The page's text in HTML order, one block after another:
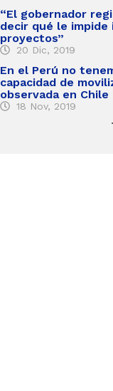
“El gobernador
decir qué le impide
proyectos”
20 Dic, 2019
En el Perú no
capacidad de
observada en Chile
18 Nov, 2019